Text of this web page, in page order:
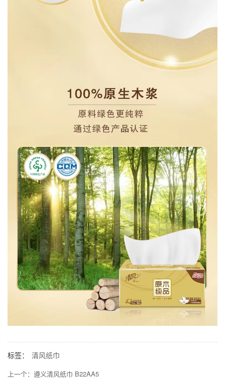
标签： 清风纸巾
上一个： 遵义清风纸巾 B22AA5